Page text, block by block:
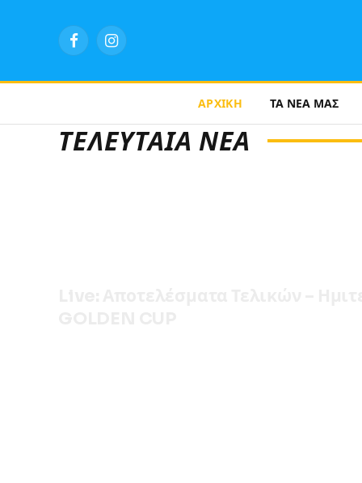
FacebookInstagram
ΑΡΧΙΚΗ ΤΑ ΝΕΑ ΜΑΣ
ΤΕΛΕΥΤΑΙΑ ΝΕΑ